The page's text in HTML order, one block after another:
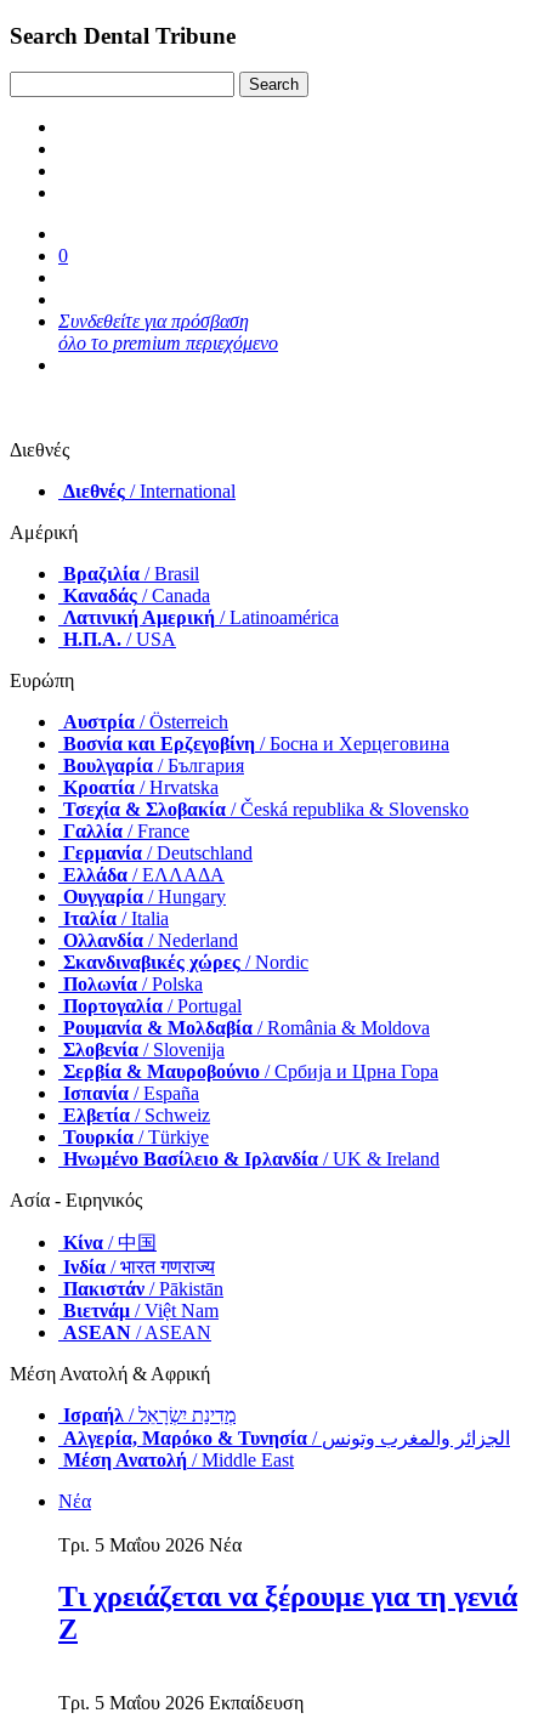
Search Dental Tribune
0
Συνδεθείτε για πρόσβαση
όλο το premium περιεχόμενο
Διεθνές
Διεθνές / International
Αμέρική
Βραζιλία / Brasil
Καναδάς / Canada
Λατινική Αμερική / Latinoamérica
Η.Π.Α. / USA
Ευρώπη
Αυστρία / Österreich
Βοσνία και Ερζεγοβίνη / Босна и Херцеговина
Βουλγαρία / България
Κροατία / Hrvatska
Τσεχία & Σλοβακία / Česká republika & Slovensko
Γαλλία / France
Γερμανία / Deutschland
Ελλάδα / ΕΛΛΑΔΑ
Ουγγαρία / Hungary
Ιταλία / Italia
Ολλανδία / Nederland
Σκανδιναβικές χώρες / Nordic
Πολωνία / Polska
Πορτογαλία / Portugal
Ρουμανία & Μολδαβία / România & Moldova
Σλοβενία / Slovenija
Σερβία & Μαυροβούνιο / Србија и Црна Гора
Ισπανία / España
Ελβετία / Schweiz
Τουρκία / Türkiye
Ηνωμένο Βασίλειο & Ιρλανδία / UK & Ireland
Ασία - Ειρηνικός
Κίνα / 中国
Ινδία / भारत गणराज्य
Πακιστάν / Pākistān
Βιετνάμ / Việt Nam
ASEAN / ASEAN
Μέση Ανατολή & Αφρική
Ισραήλ
/ מְדִינַת יִשְׂרָאֵל
Αλγερία, Μαρόκο & Τυνησία
/ الجزائر والمغرب وتونس
Μέση Ανατολή / Middle East
Νέα
Τρι. 5 Μαΐου 2026 Νέα
Τι χρειάζεται να ξέρουμε για τη γενιά
Ζ
Τρι. 5 Μαΐου 2026 Εκπαίδευση